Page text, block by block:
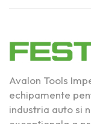
Avalon Tools
echipamente
industria auto si